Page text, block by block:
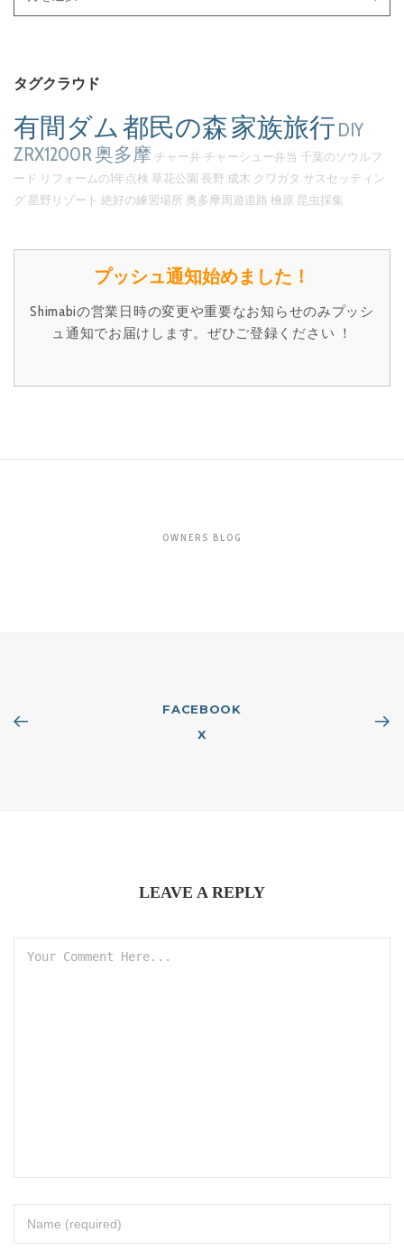
タグクラウド
有間ダム 都民の森家族旅行DIY
ZRX1200R奥多摩 チャー弁 チャーシュー弁当 千葉のソウルフ
ード リフォームの1年点検 草花公園 長野 成木 クワガタ サスセッティン
グ星野リゾート 絶好の練習場所 奥多摩周遊道路 檜原 昆虫採集
プッシュ通知始めました！
Shimabiの営業日時の変更や重要なお知らせのみプッシ
ュ通知でお届けします。ぜひご登録ください ！
OWNERS BLOG
FACEBOOK
X
LEAVE A REPLY